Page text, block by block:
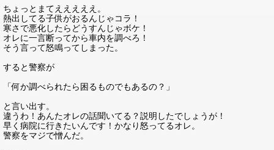
ちょっとまてえええええ。
熱出してる子供がおるんじゃコラ！
寒さで悪化したらどうすんじゃボケ！
オレに一言断ってから車内を調べろ！
そう言って怒鳴ってしまった。
すると警察が
「何か調べられたら困るものでもあるの？」
と言い出す。
違うわ！あんたオレの話聞いてる？説明したでしょうが！
早く病院に行きたいんです！かなり怒ってるオレ。
警察をマジで憎んだ。